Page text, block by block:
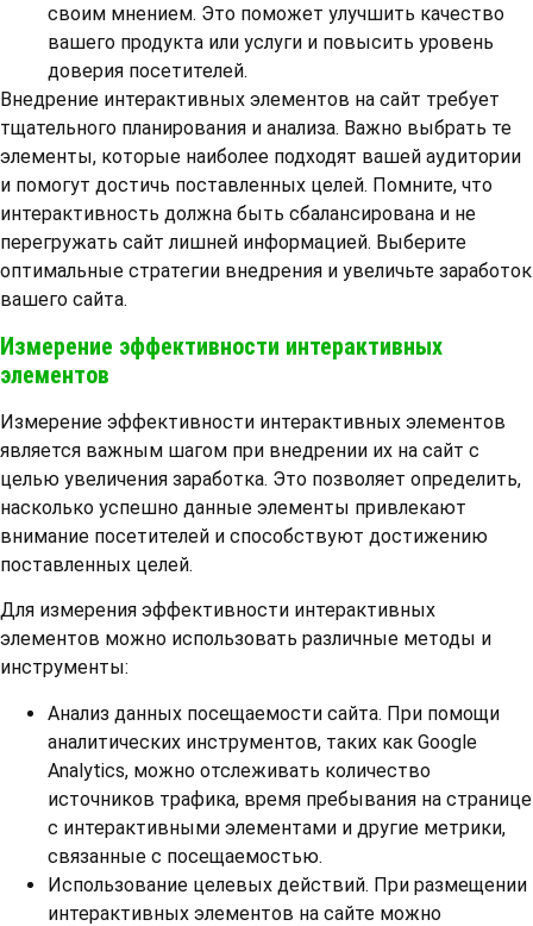
своим мнением. Это поможет улучшить качество
вашего продукта или услуги и повысить уровень
доверия посетителей.
Внедрение интерактивных элементов на сайт требует
тщательного планирования и анализа. Важно выбрать те
элементы, которые наиболее подходят вашей аудитории
и помогут достичь поставленных целей. Помните, что
интерактивность должна быть сбалансирована и не
перегружать сайт лишней информацией. Выберите
оптимальные стратегии внедрения и увеличьте заработок
вашего сайта.
Измерение эффективности интерактивных
элементов
Измерение эффективности интерактивных элементов
является важным шагом при внедрении их на сайт с
целью увеличения заработка. Это позволяет определить,
насколько успешно данные элементы привлекают
внимание посетителей и способствуют достижению
поставленных целей.
Для измерения эффективности интерактивных
элементов можно использовать различные методы и
инструменты:
Анализ данных посещаемости сайта. При помощи
аналитических инструментов, таких как Google
Analytics, можно отслеживать количество
источников трафика, время пребывания на странице
с интерактивными элементами и другие метрики,
связанные с посещаемостью.
Использование целевых действий. При размещении
интерактивных элементов на сайте можно